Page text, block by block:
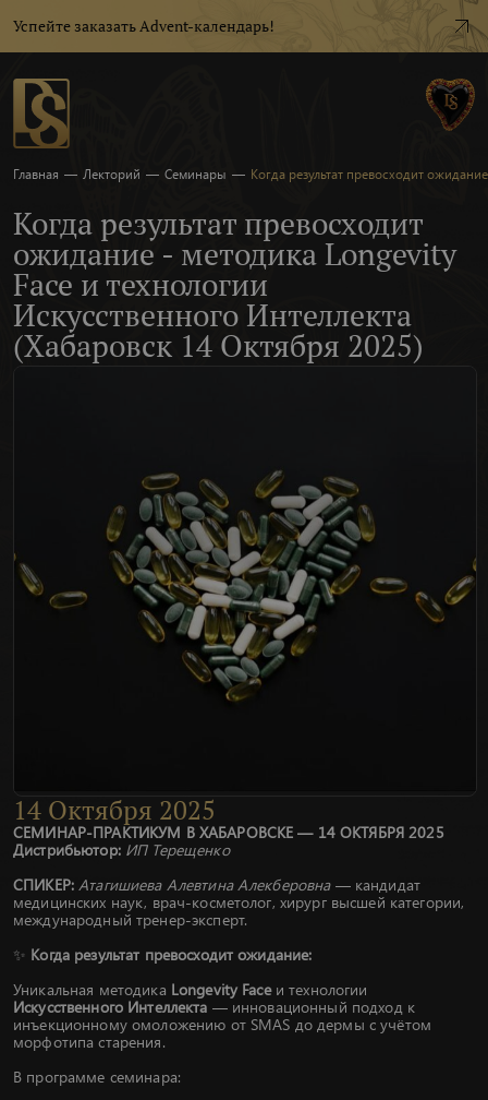
Успейте заказать Advent-календарь!
Главная — Лекторий — Семинары — Когда результат превосходит
Когда результат превосходит
ожидание - методика Longevity
Face и технологии
Искусственного Интеллекта
(Хабаровск 14 Октября 2025)
14 Октября 2025
СЕМИНАР-ПРАКТИКУМ В ХАБАРОВСКЕ — 14 ОКТЯБРЯ 2025
Дистрибьютор: ИП Терещенко
СПИКЕР: Атагишиева Алевтина Алекберовна— кандидат
медицинских наук, врач-косметолог, хирург высшей категории,
международный тренер-эксперт.
✨ Когда результат превосходит ожидание:
Уникальная методика Longevity Faceи технологии
Искусственного Интеллекта — инновационный подход к
инъекционному омоложению от SMAS до дермы с учётом
морфотипа старения.
В программе семинара: